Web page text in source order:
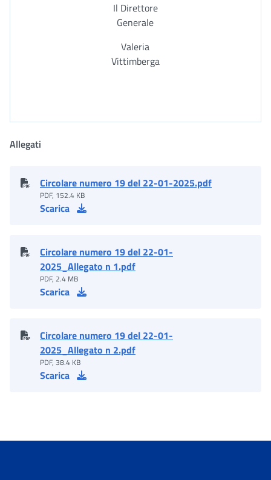
Il Direttore
Generale
Valeria
Vittimberga
Allegati
Circolare numero 19 del 22-01-2025.pdf
PDF, 152.4 KB
Scarica
Circolare numero 19 del 22-01-
2025_Allegato n 1.pdf
PDF, 2.4 MB
Scarica
Circolare numero 19 del 22-01-
2025_Allegato n 2.pdf
PDF, 38.4 KB
Scarica